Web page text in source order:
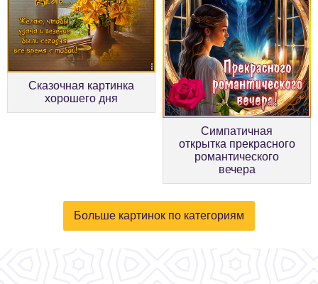
Сказочная картинка
хорошего дня
Симпатичная
открытка прекрасного
романтического
вечера
Больше картинок по категориям